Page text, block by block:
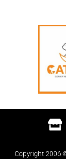
Copyright 2006